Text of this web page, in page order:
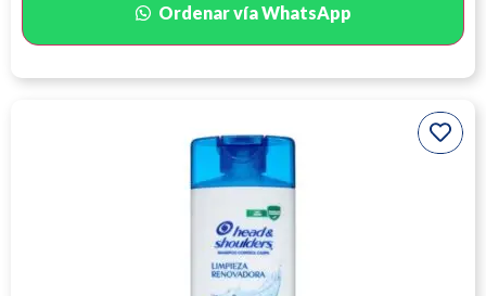
Ordenar vía WhatsApp